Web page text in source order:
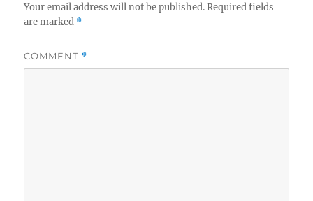
Your email address will not be published. Required fields
are marked *
COMMENT *